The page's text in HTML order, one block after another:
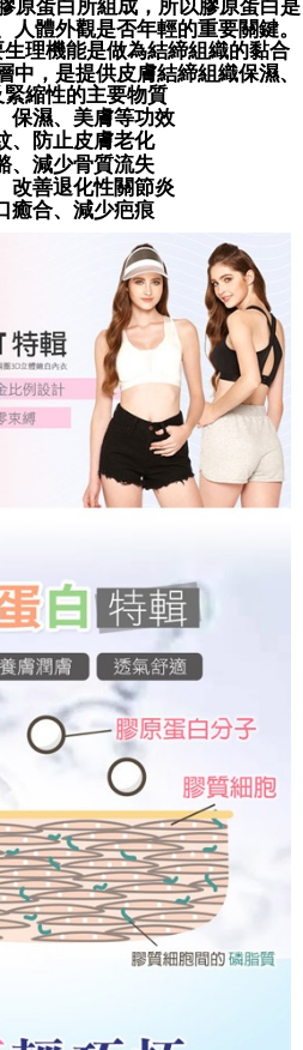
会社」（以下「当社」といいます）によ
に本サービスを通じて商品やサービスを
／分割払い売買の債権を当社に譲渡した
で帳款を支払うことになります。
約関係の目的から、店舗はあなたの個人
む）を台湾大哥大に提供し、収集、処理
なた本人と分割請求書に必要な情報の確
ついては、以下のリンクを参照してくだ
た期日と、AFTEEで延長できる日数をも
すると、商品を受け取るまで支払い期限
に受け取れない場合があります（例：予
商品）。そのため、商品到着の有無に関
内にお支払いください。
証結果及び当社の審査の結果に基づ
」（以下当サービスという）はネットプ
いう）が提供し、AFTEEが代金を徴収し
供しなければならない個人情報（注文者
、電話番号、受取人住所を含むがこれに
サービスで必要な範囲内で利用されま
理、利用について、詳細はAFTEE公式ホ
処理及び利用に関する声明』をご参照く
を通過すれば、最高額がNT$10,000にな
、その金額に基づいて年利20%の遅延滞
用者は、事前に法定代理人または後見人
ただけます。
問がある、または関連する法律の権利を
クションズcs_tw@netprotections.co.jp
個人情報を、必要な購入注文書とあわせ
はAFTEEにあなたの個人情報の収集、処
意いただけない場合は、当サービスを選
で送料無料
で送料無料
で送料無料
で送料無料
で送料無料
で送料無料
送料を確認
原蛋白所組成，所以膠原蛋白是
體外觀是否年輕的重要關鍵。
理機能是做為結締組織的黏合
，是提供皮膚結締組織保濕、
縮性的主要物質
保濕、美膚等功效
、防止皮膚老化
、減少骨質流失
改善退化性關節炎
癒合、減少疤痕